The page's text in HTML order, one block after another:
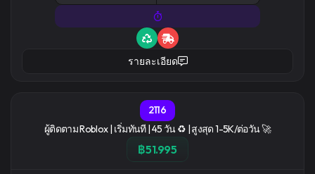
รายละเอียด
2116
ผู้ติดตาม Roblox | เริ่มทันที | 45 วัน ♻️ | สูงสุด 1-5K/ต่อวัน 🚀
฿51.995